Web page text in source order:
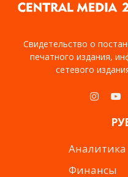
Свидетельство о
печатного издания,
сетевого
Аналитика
Финансы